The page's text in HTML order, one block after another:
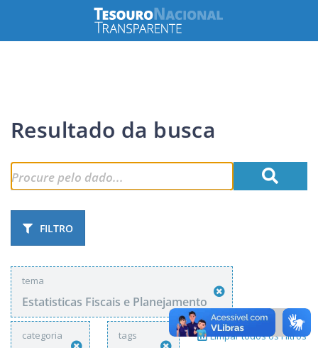
Resultado da busca
FILTRO
tema
Estatisticas Fiscais e Planejamento
categoria tags Limpar todos os Filtros